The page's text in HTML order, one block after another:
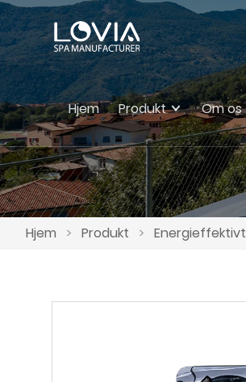
Hjem Produkt Om os
Hjem > Produkt >